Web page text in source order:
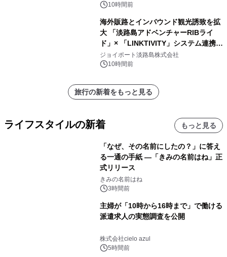
ート設計」へ刷新～
10時間前
海外販路とインバウンド観光誘致を拡
大 「淡路島アドベンチャーRIBライ
ド」× 「LINKTIVITY」システム連携を
開始！
ジョイポート淡路島株式会社
10時間前
旅行の新着をもっと見る
ライフスタイルの新着 もっと見る
「なぜ、その名前にしたの？」に答え
る一通の手紙 ―「きみの名前はね」正
式リリース
きみの名前はね
3時間前
主婦が「10時から16時まで」で働ける
派遣求人の実態調査を公開
株式会社cielo azul
5時間前